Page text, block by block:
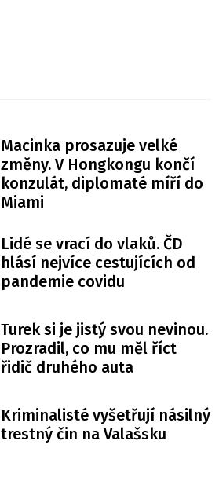
Macinka prosazuje velké
změny. V Hongkongu končí
konzulát, diplomaté míří do
Miami
Lidé se vrací do vlaků. ČD
hlásí nejvíce cestujících od
pandemie covidu
Turek si je jistý svou nevinou.
Prozradil, co mu měl říct
řidič druhého auta
Kriminalisté vyšetřují násilný
trestný čin na Valašsku